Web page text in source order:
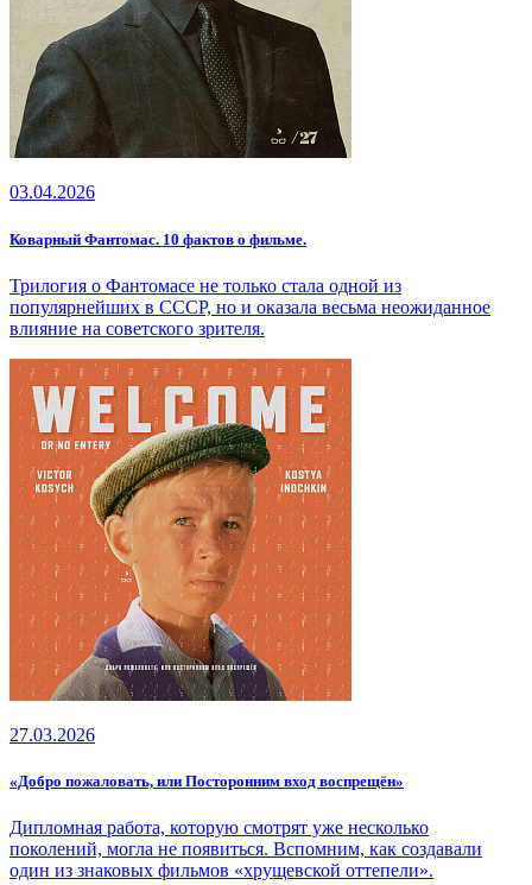
03.04.2026
Коварный Фантомас. 10 фактов о фильме.
Трилогия о Фантомасе не только стала одной из
популярнейших в СССР, но и оказала весьма неожиданное
влияние на советского зрителя.
27.03.2026
«Добро пожаловать, или Посторонним вход воспрещён»
Дипломная работа, которую смотрят уже несколько
поколений, могла не появиться. Вспомним, как создавали
один из знаковых фильмов «хрущевской оттепели».